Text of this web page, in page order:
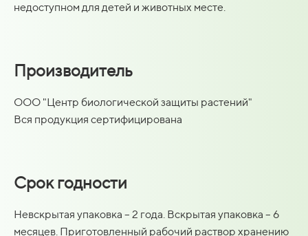
недоступном для детей и животных месте.
Производитель
ООО "Центр биологической защиты растений"
Вся продукция сертифицирована
Срок годности
Невскрытая упаковка – 2 года. Вскрытая упаковка – 6
месяцев. Приготовленный рабочий раствор хранению